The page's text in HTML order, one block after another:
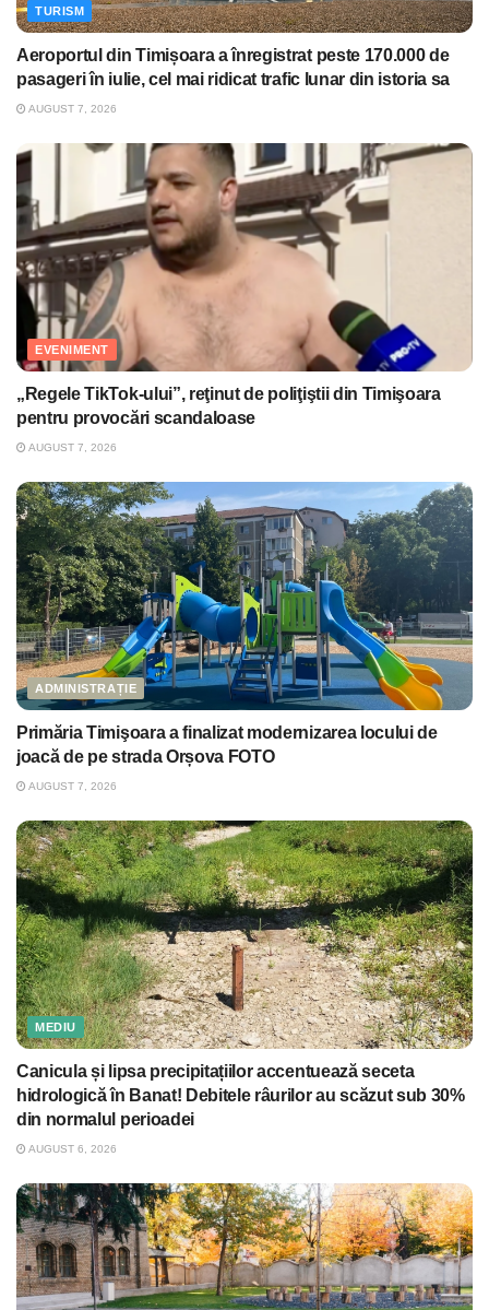
TURISM
Aeroportul din Timișoara a înregistrat peste 170.000 de
pasageri în iulie, cel mai ridicat trafic lunar din istoria sa
AUGUST 7, 2026
EVENIMENT
„Regele TikTok-ului”, reţinut de poliţiştii din Timişoara
pentru provocări scandaloase
AUGUST 7, 2026
ADMINISTRAȚIE
Primăria Timişoara a finalizat modernizarea locului de
joacă de pe strada Orșova FOTO
AUGUST 7, 2026
MEDIU
Canicula și lipsa precipitațiilor accentuează seceta
hidrologică în Banat! Debitele râurilor au scăzut sub 30%
din normalul perioadei
AUGUST 6, 2026